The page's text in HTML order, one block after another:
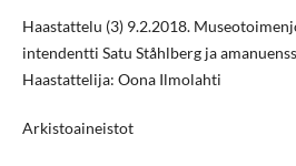
Haastattelu (3) 9.2.2018.
intendentti Satu Ståhlberg ja
Haastattelija: Oona Ilmolahti
Arkistoaineistot